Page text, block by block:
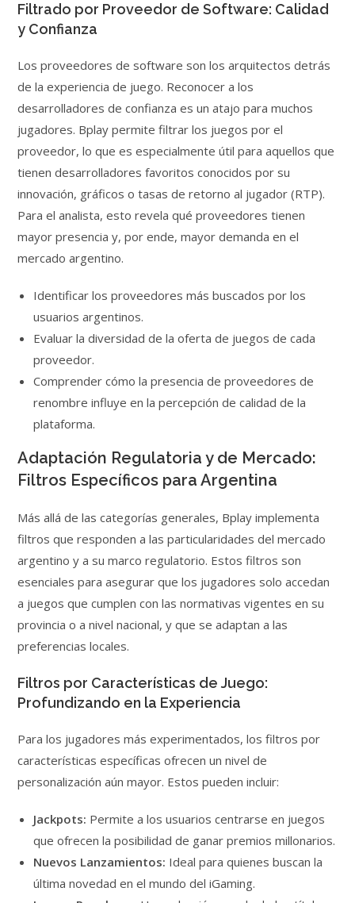
Filtrado por Proveedor de Software: Calidad
y Confianza
Los proveedores de software son los arquitectos detrás
de la experiencia de juego. Reconocer a los
desarrolladores de confianza es un atajo para muchos
jugadores. Bplay permite filtrar los juegos por el
proveedor, lo que es especialmente útil para aquellos que
tienen desarrolladores favoritos conocidos por su
innovación, gráficos o tasas de retorno al jugador (RTP).
Para el analista, esto revela qué proveedores tienen
mayor presencia y, por ende, mayor demanda en el
mercado argentino.
Identificar los proveedores más buscados por los
usuarios argentinos.
Evaluar la diversidad de la oferta de juegos de cada
proveedor.
Comprender cómo la presencia de proveedores de
renombre influye en la percepción de calidad de la
plataforma.
Adaptación Regulatoria y de Mercado:
Filtros Específicos para Argentina
Más allá de las categorías generales, Bplay implementa
filtros que responden a las particularidades del mercado
argentino y a su marco regulatorio. Estos filtros son
esenciales para asegurar que los jugadores solo accedan
a juegos que cumplen con las normativas vigentes en su
provincia o a nivel nacional, y que se adaptan a las
preferencias locales.
Filtros por Características de Juego:
Profundizando en la Experiencia
Para los jugadores más experimentados, los filtros por
características específicas ofrecen un nivel de
personalización aún mayor. Estos pueden incluir:
Jackpots: Permite a los usuarios centrarse en juegos
que ofrecen la posibilidad de ganar premios millonarios.
Nuevos Lanzamientos: Ideal para quienes buscan la
última novedad en el mundo del iGaming.